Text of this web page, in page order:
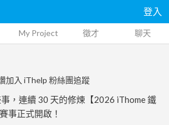
登入
My Project 徵才 聊天
加入 iThelp 粉絲團追蹤
，連續 30 天的修煉【2026 iThome 鐵
事正式開啟！